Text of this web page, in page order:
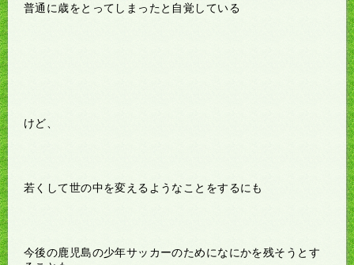
普通に歳をとってしまったと自覚している
けど、
若くして世の中を変えるようなことをするにも
今後の鹿児島の少年サッカーのためになにかを残そうとす